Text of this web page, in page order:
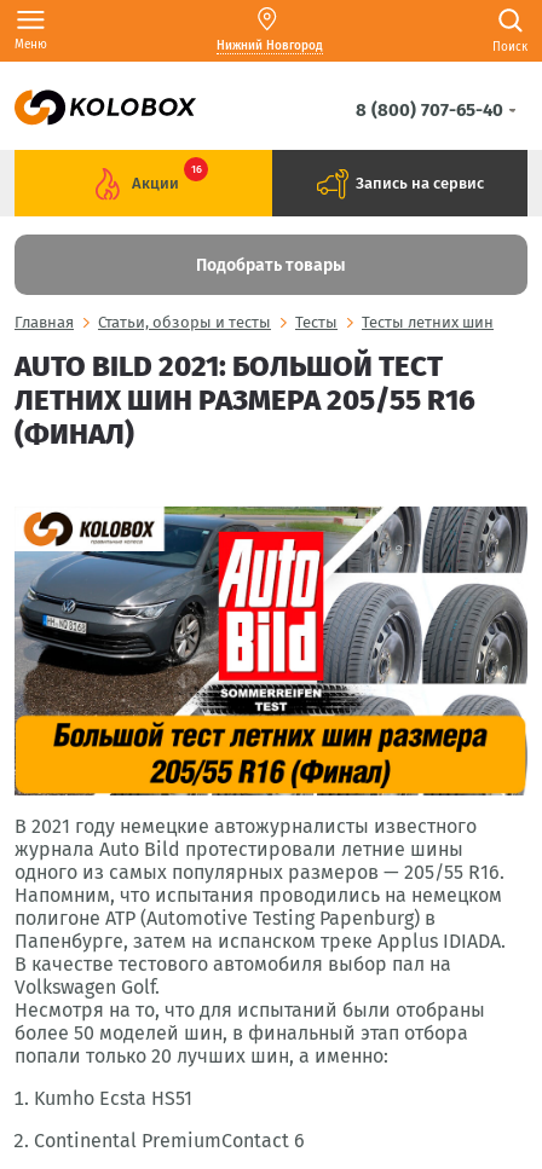
Меню Нижний Новгород Поиск
8 (800) 707-65-40
Акции
16
Запись на сервис
Подобрать товары
Главная Статьи, обзоры и тесты Тесты Тесты летних шин
AUTO BILD 2021: БОЛЬШОЙ ТЕСТ
ЛЕТНИХ ШИН РАЗМЕРА 205/55 R16
(ФИНАЛ)
В 2021 году немецкие автожурналисты известного
журнала Auto Bild протестировали летние шины
одного из самых популярных размеров — 205/55 R16.
Напомним, что испытания проводились на немецком
полигоне ATP (Automotive Testing Papenburg) в
Папенбурге, затем на испанском треке Applus IDIADA.
В качестве тестового автомобиля выбор пал на
Volkswagen Golf.
Несмотря на то, что для испытаний были отобраны
более 50 моделей шин, в финальный этап отбора
попали только 20 лучших шин, а именно:
Kumho Ecsta HS51
Continental PremiumContact 6